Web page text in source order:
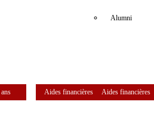
Alumni
ans Aides financières Aides financières